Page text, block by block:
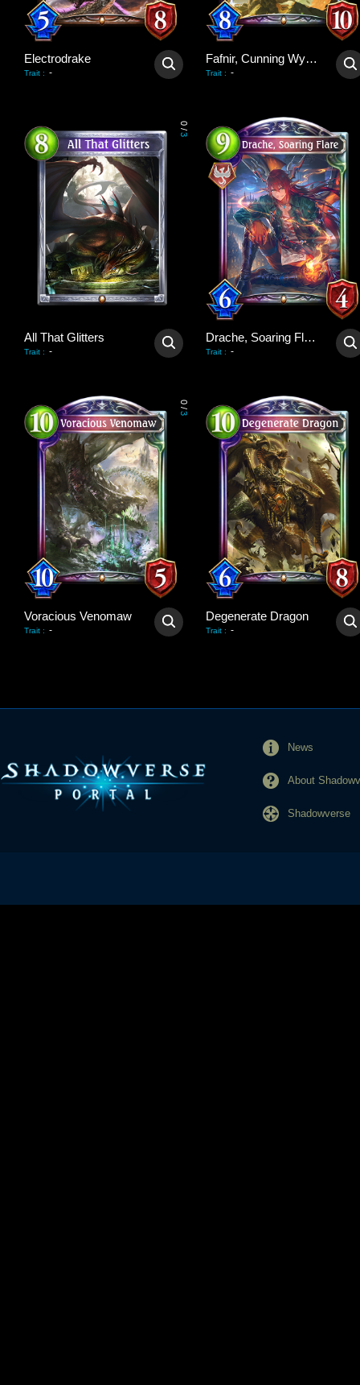
Electrodrake
Trait : -
Fafnir, Cunning Wyrm
Trait : -
0
/
3
All That Glitters
Trait : -
Drache, Soaring Flare
Trait : -
0
/
3
Voracious Venomaw
Trait : -
Degenerate Dragon
Trait : -
News
About
Shadowverse